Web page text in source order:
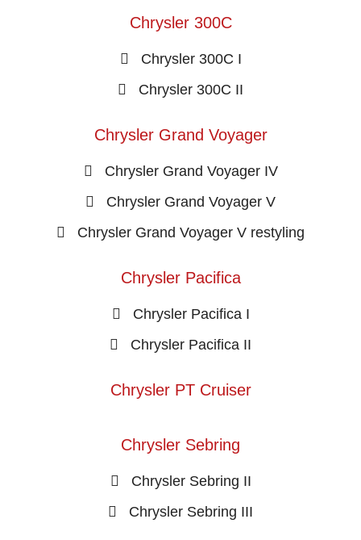
Chrysler 300C
Chrysler 300C I
Chrysler 300C II
Chrysler Grand Voyager
Chrysler Grand Voyager IV
Chrysler Grand Voyager V
Chrysler Grand Voyager V restyling
Chrysler Pacifica
Chrysler Pacifica I
Chrysler Pacifica II
Chrysler PT Cruiser
Chrysler Sebring
Chrysler Sebring II
Chrysler Sebring III